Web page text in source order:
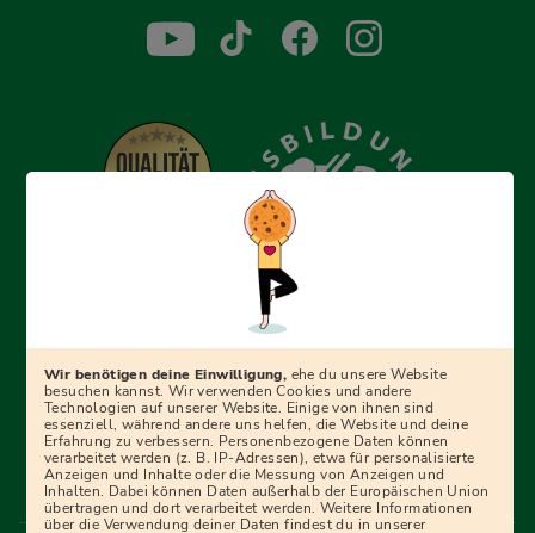
Erfolgreich bewerben mit Ausbildungspark: Wir
begleiten dich Schritt für Schritt bei deinem Start in den
Ratgebern und Prüfungspaketen, interaktiven
Videokursen und vielem mehr. Für alle, die was werden
wollen!
Wir benötigen deine Einwilligung, ehe du unsere Website
besuchen kannst. Wir verwenden Cookies und andere
Technologien auf unserer Website. Einige von ihnen sind
essenziell, während andere uns helfen, die Website und deine
Erfahrung zu verbessern. Personenbezogene Daten können
verarbeitet werden (z. B. IP-Adressen), etwa für personalisierte
Anzeigen und Inhalte oder die Messung von Anzeigen und
Inhalten. Dabei können Daten außerhalb der Europäischen Union
übertragen und dort verarbeitet werden. Weitere Informationen
über die Verwendung deiner Daten findest du in unserer